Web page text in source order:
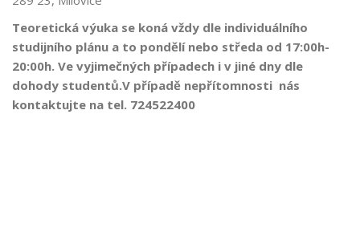
Teoretická výuka se koná vždy dle individuálního
studijního plánu a to pondělí nebo středa od 17:00h-
20:00h. Ve vyjimečných případech i v jiné dny dle
dohody studentů.V případě nepřítomnosti nás
kontaktujte na tel. 724522400